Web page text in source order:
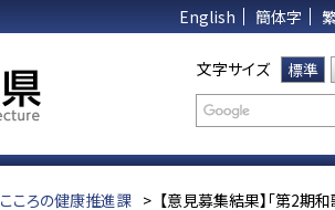
English 簡体字
文字サイズ 標準
こころの健康推進課 > 【意見募集結果】「第2期